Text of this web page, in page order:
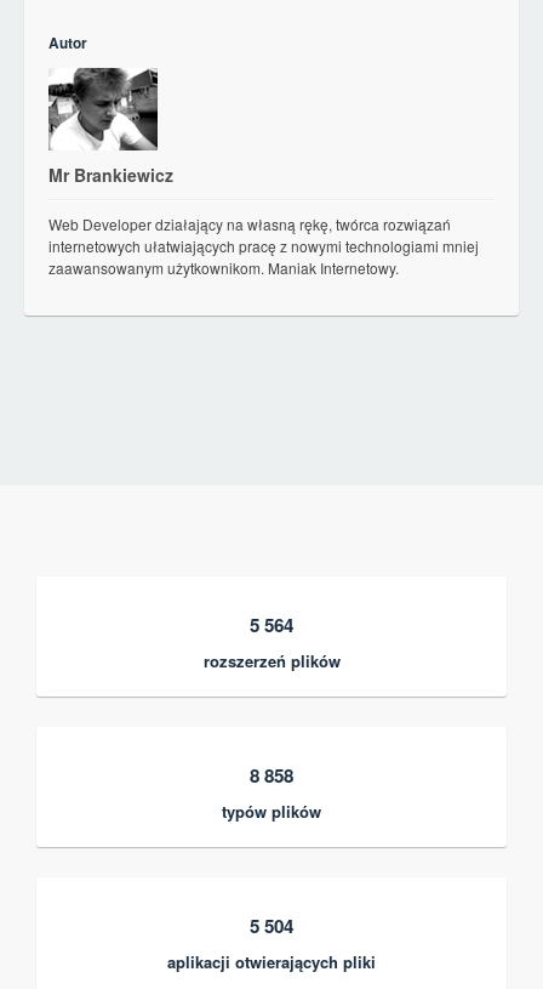
Autor
Mr Brankiewicz
Web Developer działający na własną rękę, twórca rozwiązań
internetowych ułatwiających pracę z nowymi technologiami mniej
zaawansowanym użytkownikom. Maniak Internetowy.
5 564
rozszerzeń plików
8 858
typów plików
5 504
aplikacji otwierających pliki